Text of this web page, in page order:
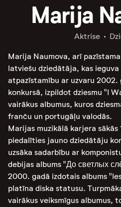
Marija
Aktrise
Marija Naumova, arī
latviešu dziedātāja, kas
atpazīstamību ar uzvaru 2002.
konkursā, izpildot dziesmu "I
vairākus albumus, kuros
franču un portugāļu valodās.
Marijas muzikālā karjera sākās
piedalīties jauno dziedātāju
uzsāka sadarbību ar
debijas albums "До светлых
2000. gadā izdotais albums
platīna diska statusu.
vairākus veiksmīgus albumus,